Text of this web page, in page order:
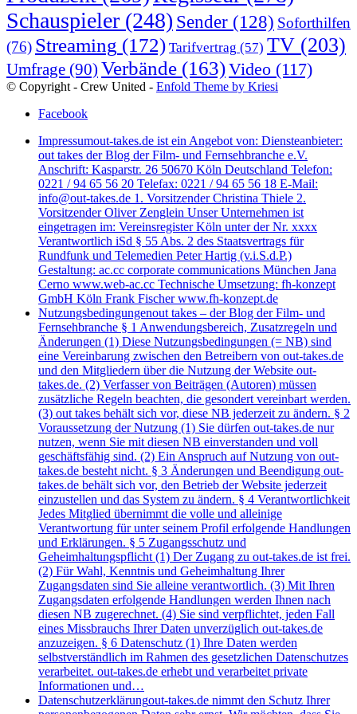
Schauspieler (248) Sender (128) Soforthilfen
(76) Streaming (172) Tarifvertrag (57) TV (203)
Umfrage (90) Verbände (163)Video (117)
© Copyright - Crew United - Enfold Theme by Kriesi
Facebook
Impressumout-takes.de ist ein Angebot von: Diensteanbieter:
out takes der Blog der Film- und Fernsehbranche e.V.
Anschrift: Kasparstr. 26 50670 Köln Deutschland Telefon:
0221 / 94 65 56 20 Telefax: 0221 / 94 65 56 18 E-Mail:
info@out-takes.de 1. Vorsitzender Christina Thiele 2.
Vorsitzender Oliver Zenglein Unser Unternehmen ist
eingetragen im: Vereinsregister Köln unter der Nr. xxxx
Verantwortlich iSd § 55 Abs. 2 des Staatsvertrags für
Rundfunk und Telemedien Peter Hartig (v.i.S.d.P.)
Gestaltung: ac.cc corporate communications München Jana
Cerno www.web-ac.cc Technische Umsetzung: fh-konzept
GmbH Köln Frank Fischer www.fh-konzept.de
Nutzungsbedingungenout takes – der Blog der Film- und
Fernsehbranche § 1 Anwendungsbereich, Zusatzregeln und
Änderungen (1) Diese Nutzungsbedingungen (= NB) sind
eine Vereinbarung zwischen den Betreibern von out-takes.de
und den Mitgliedern über die Nutzung der Website out-
takes.de. (2) Verfasser von Beiträgen (Autoren) müssen
zusätzliche Regeln beachten, die gesondert vereinbart werden.
(3) out takes behält sich vor, diese NB jederzeit zu ändern. § 2
Voraussetzung der Nutzung (1) Sie dürfen out-takes.de nur
nutzen, wenn Sie mit diesen NB einverstanden und voll
geschäftsfähig sind. (2) Ein Anspruch auf Nutzung von out-
takes.de besteht nicht. § 3 Änderungen und Beendigung out-
takes.de behält sich vor, den Betrieb der Website jederzeit
einzustellen und das System zu ändern. § 4 Verantwortlichkeit
Jedes Mitglied übernimmt die volle und alleinige
Verantwortung für unter seinem Profil erfolgende Handlungen
und Erklärungen. § 5 Zugangsschutz und
Geheimhaltungspflicht (1) Der Zugang zu out-takes.de ist frei.
(2) Für Wahl, Kenntnis und Geheimhaltung Ihrer
Zugangsdaten sind Sie alleine verantwortlich. (3) Mit Ihren
Zugangsdaten erfolgende Handlungen werden Ihnen nach
diesen NB zugerechnet. (4) Sie sind verpflichtet, jeden Fall
eines Missbrauchs Ihrer Daten unverzüglich out-takes.de
anzuzeigen. § 6 Datenschutz (1) Ihre Daten werden
selbstverständlich im Rahmen des gesetzlichen Datenschutzes
verarbeitet. out-takes.de erhebt und verarbeitet private
Informationen und…
Datenschutzerklärungout-takes.de nimmt den Schutz Ihrer